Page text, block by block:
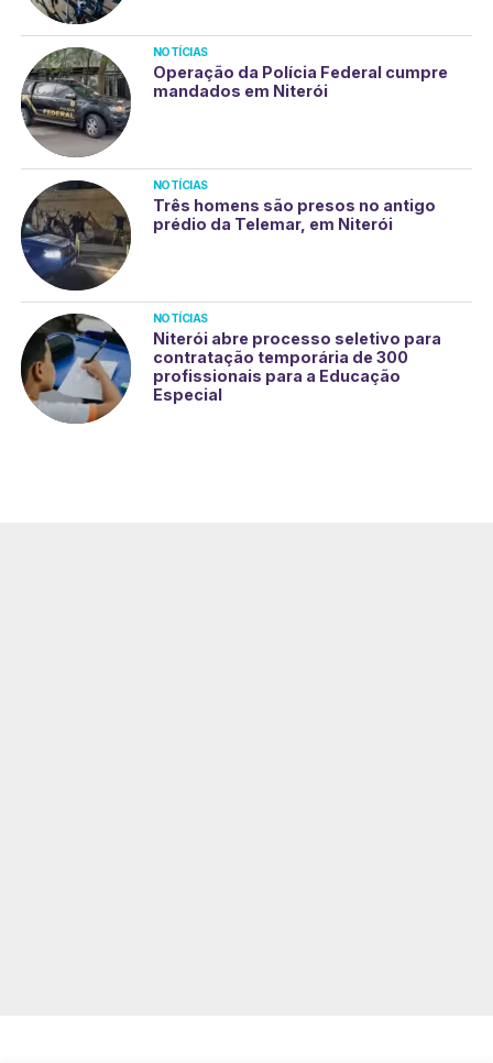
NOTÍCIAS
Operação da Polícia Federal cumpre
mandados em Niterói
NOTÍCIAS
Três homens são presos no antigo
prédio da Telemar, em Niterói
NOTÍCIAS
Niterói abre processo seletivo para
contratação temporária de 300
profissionais para a Educação
Especial